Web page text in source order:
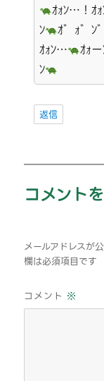
ｵｫﾝ…！ｵ
ﾝ
ｵ゛ｫ゛ﾝ
ｵｫﾝ…
ｵｫ
ﾝ
返信
コメント
メールアドレスが
欄は必須項目です
コメント ※